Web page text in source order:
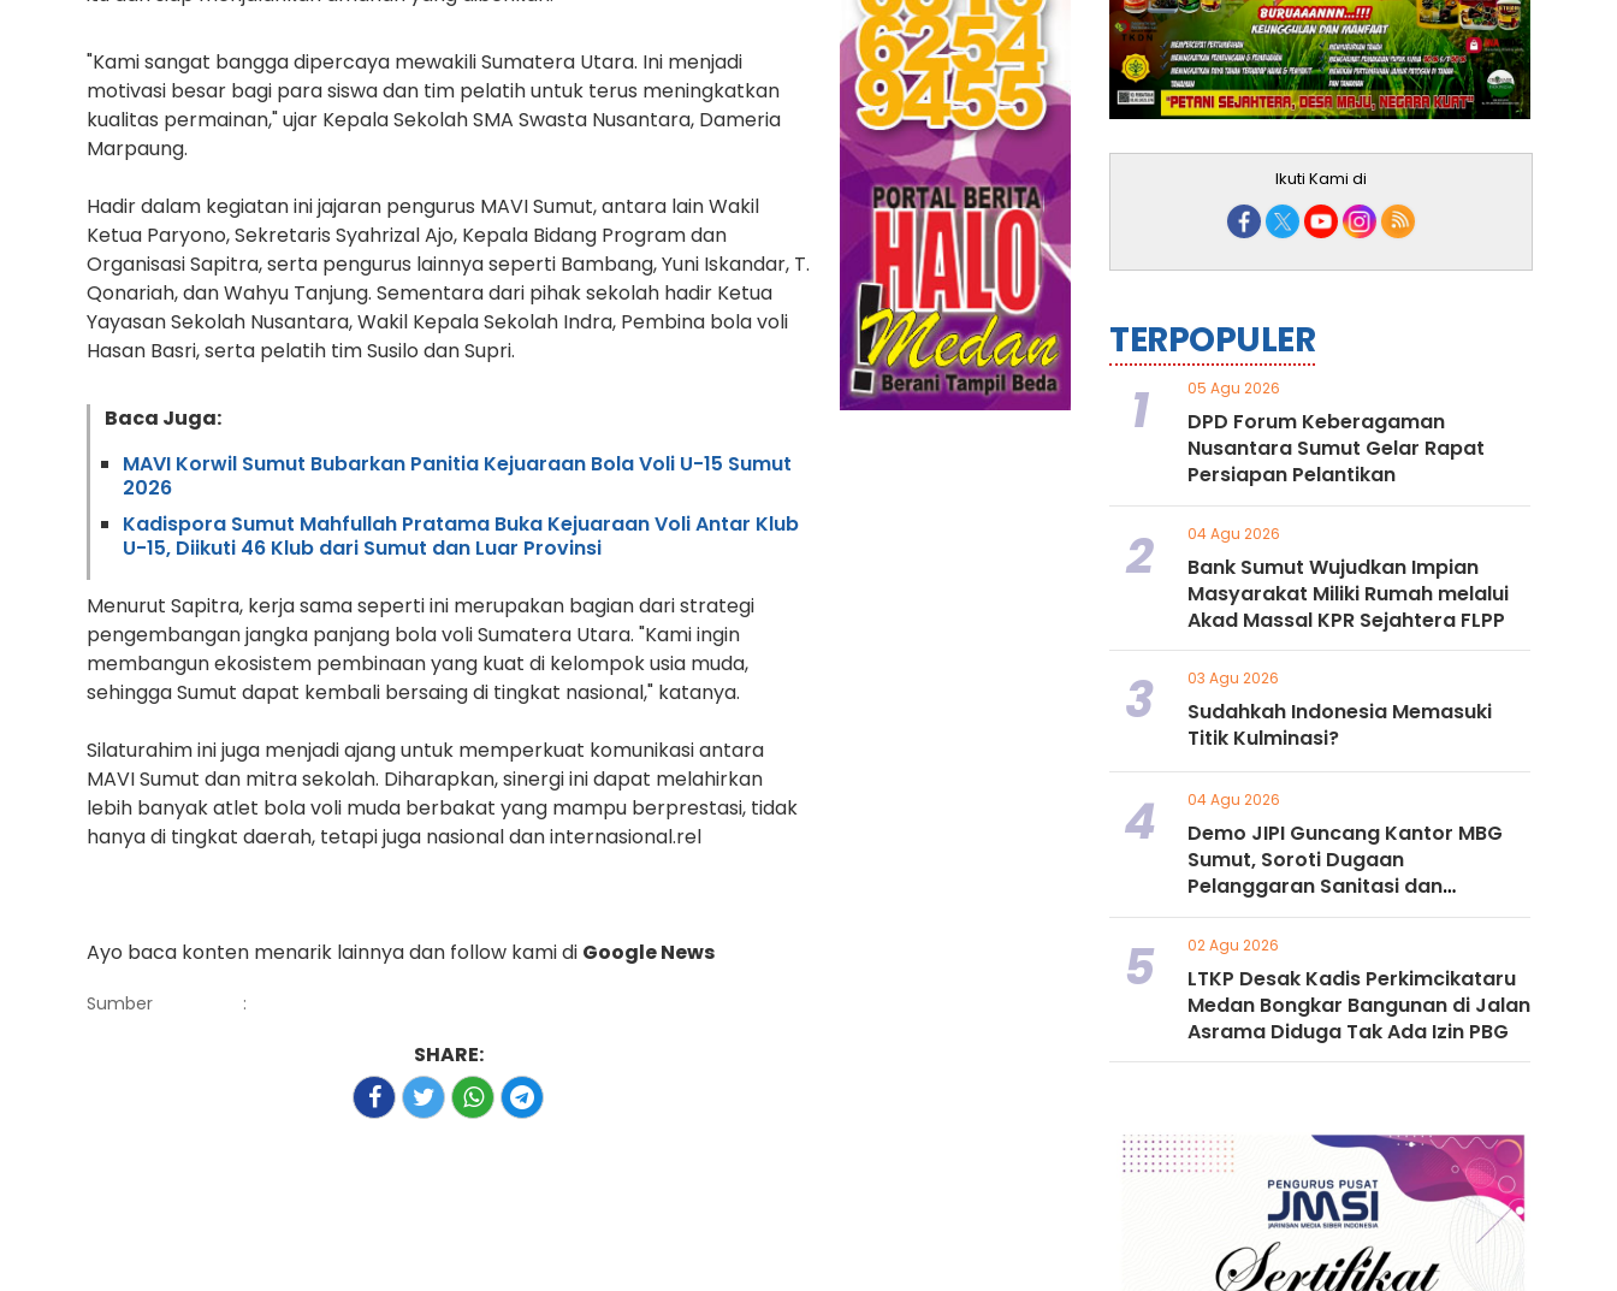
"Kami sangat bangga dipercaya mewakili Sumatera Utara. Ini menjadi
motivasi besar bagi para siswa dan tim pelatih untuk terus meningkatkan
kualitas permainan," ujar Kepala Sekolah SMA Swasta Nusantara, Dameria
Marpaung.
Hadir dalam kegiatan ini jajaran pengurus MAVI Sumut, antara lain Wakil
Ketua Paryono, Sekretaris Syahrizal Ajo, Kepala Bidang Program dan
Organisasi Sapitra, serta pengurus lainnya seperti Bambang, Yuni Iskandar, T.
Qonariah, dan Wahyu Tanjung. Sementara dari pihak sekolah hadir Ketua
Yayasan Sekolah Nusantara, Wakil Kepala Sekolah Indra, Pembina bola voli
Hasan Basri, serta pelatih tim Susilo dan Supri.
Baca Juga:
MAVI Korwil Sumut Bubarkan Panitia Kejuaraan Bola Voli U-15 Sumut
2026
Kadispora Sumut Mahfullah Pratama Buka Kejuaraan Voli Antar Klub
U-15, Diikuti 46 Klub dari Sumut dan Luar Provinsi
Menurut Sapitra, kerja sama seperti ini merupakan bagian dari strategi
pengembangan jangka panjang bola voli Sumatera Utara. "Kami ingin
membangun ekosistem pembinaan yang kuat di kelompok usia muda,
sehingga Sumut dapat kembali bersaing di tingkat nasional," katanya.
Silaturahim ini juga menjadi ajang untuk memperkuat komunikasi antara
MAVI Sumut dan mitra sekolah. Diharapkan, sinergi ini dapat melahirkan
lebih banyak atlet bola voli muda berbakat yang mampu berprestasi, tidak
hanya di tingkat daerah, tetapi juga nasional dan internasional.rel
Ayo baca konten menarik lainnya dan follow kami di Google News
Sumber :
SHARE:
Ikuti Kami di
TERPOPULER
1 05 Agu 2026
DPD Forum Keberagaman
Nusantara Sumut Gelar Rapat
Persiapan Pelantikan
2 04 Agu 2026
Bank Sumut Wujudkan Impian
Masyarakat Miliki Rumah melalui
Akad Massal KPR Sejahtera FLPP
3 03 Agu 2026
Sudahkah Indonesia Memasuki
Titik Kulminasi?
4 04 Agu 2026
Demo JIPI Guncang Kantor MBG
Sumut, Soroti Dugaan
Pelanggaran Sanitasi dan
Pengelolaan Limbah
5 02 Agu 2026
LTKP Desak Kadis Perkimcikataru
Medan Bongkar Bangunan di Jalan
Asrama Diduga Tak Ada Izin PBG